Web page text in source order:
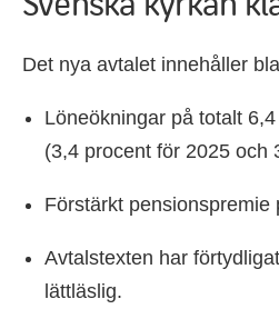
Det nya avtalet innehåller
Löneökningar på totalt
(3,4 procent för 2025 och
Förstärkt pensionspremie
Avtalstexten har
lättläslig.